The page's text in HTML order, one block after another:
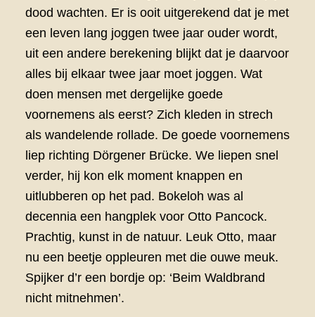
dood wachten. Er is ooit uitgerekend dat je met
een leven lang joggen twee jaar ouder wordt,
uit een andere berekening blijkt dat je daarvoor
alles bij elkaar twee jaar moet joggen. Wat
doen mensen met dergelijke goede
voornemens als eerst? Zich kleden in strech
als wandelende rollade. De goede voornemens
liep richting Dörgener Brücke. We liepen snel
verder, hij kon elk moment knappen en
uitlubberen op het pad. Bokeloh was al
decennia een hangplek voor Otto Pancock.
Prachtig, kunst in de natuur. Leuk Otto, maar
nu een beetje oppleuren met die ouwe meuk.
Spijker d’r een bordje op: ‘Beim Waldbrand
nicht mitnehmen’.